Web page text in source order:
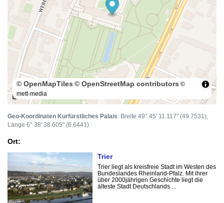
100 m
© OpenMapTiles © OpenStreetMap contributors ©
mett-media
Geo-Koordinaten Kurfürstliches Palais: Breite 49° 45' 11.117" (49.7531),
Länge 6° 38' 38.605" (6.6441)
Ort:
Trier
Trier liegt als kreisfreie Stadt im Westen des
Bundeslandes Rheinland-Pfalz. Mit ihrer
über 2000jährigen Geschichte liegt die
älteste Stadt Deutschlands ...